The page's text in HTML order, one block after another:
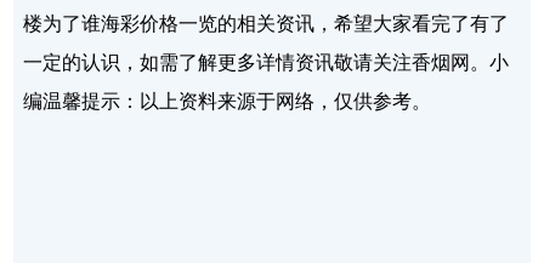
楼为了谁海彩价格一览的相关资讯，希望大家看完了有了
一定的认识，如需了解更多详情资讯敬请关注香烟网。小
编温馨提示：以上资料来源于网络，仅供参考。